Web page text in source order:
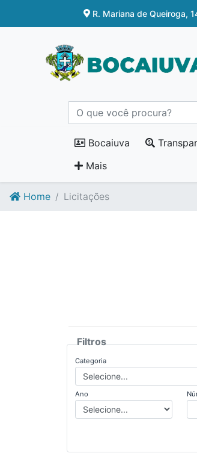
Ir para o fim do conteúdo
R. Mariana de Queiroga,
Bocaiuva
Mais
Home Licitações
Filtros
Categoria
Ano